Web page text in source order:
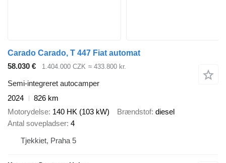
Carado Carado, T 447 Fiat automat
58.030 €
1.404.000 CZK ≈ 433.800 kr.
Semi-integreret autocamper
2024
826 km
Motorydelse 140 HK (103 kW) Brændstof diesel
Antal sovepladser 4
Tjekkiet, Praha 5